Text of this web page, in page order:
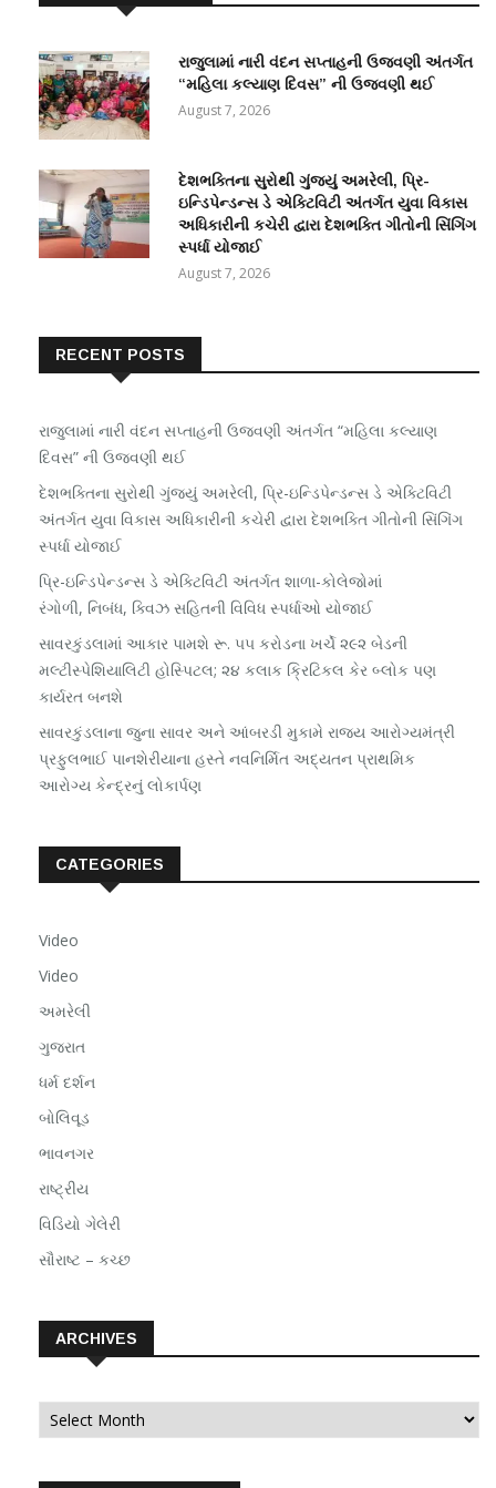
રાજુલામાં નારી વંદન સપ્તાહની ઉજવણી અંતર્ગત
“મહિલા કલ્યાણ દિવસ” ની ઉજવણી થઈ
August 7, 2026
દેશભક્તિના સુરોથી ગુંજ્યું અમરેલી, પ્રિ-
ઇન્ડિપેન્ડન્સ ડે એક્ટિવિટી અંતર્ગત યુવા વિકાસ
અધિકારીની કચેરી દ્વારા દેશભક્તિ ગીતોની સિંગિંગ
સ્પર્ધા યોજાઈ
August 7, 2026
RECENT POSTS
રાજુલામાં નારી વંદન સપ્તાહની ઉજવણી અંતર્ગત “મહિલા કલ્યાણ
દિવસ” ની ઉજવણી થઈ
દેશભક્તિના સુરોથી ગુંજ્યું અમરેલી, પ્રિ-ઇન્ડિપેન્ડન્સ ડે એક્ટિવિટી
અંતર્ગત યુવા વિકાસ અધિકારીની કચેરી દ્વારા દેશભક્તિ ગીતોની સિંગિંગ
સ્પર્ધા યોજાઈ
પ્રિ-ઇન્ડિપેન્ડન્સ ડે એક્ટિવિટી અંતર્ગત શાળા-કોલેજોમાં
રંગોળી, નિબંધ, ક્વિઝ સહિતની વિવિધ સ્પર્ધાઓ યોજાઈ
સાવરકુંડલામાં આકાર પામશે રૂ. ૫૫ કરોડના ખર્ચે ૨૯૨ બેડની
મલ્ટીસ્પેશિયાલિટી હોસ્પિટલ; ૨૪ કલાક ક્રિટિકલ કેર બ્લોક પણ
કાર્યરત બનશે
સાવરકુંડલાના જુના સાવર અને આંબરડી મુકામે રાજ્ય આરોગ્યમંત્રી
પ્રફુલભાઈ પાનશેરીયાના હસ્તે નવનિર્મિત અદ્યતન પ્રાથમિક
આરોગ્ય કેન્દ્રનું લોકાર્પણ
CATEGORIES
Video
Video
અમરેલી
ગુજરાત
ધર્મ દર્શન
બોલિવૂડ
ભાવનગર
રાષ્ટ્રીય
વિડિયો ગેલેરી
સૌરાષ્ટ – કચ્છ
ARCHIVES
Archives